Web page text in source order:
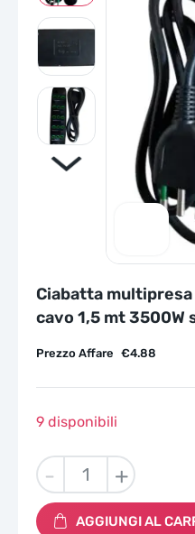
Ciabatta
cavo 1,5 mt 3500W
€4.88
Prezzo Affare
9 disponibili
-
Ciabatta
multipresa
6
Bipasso
+
AGGIUNGI AL